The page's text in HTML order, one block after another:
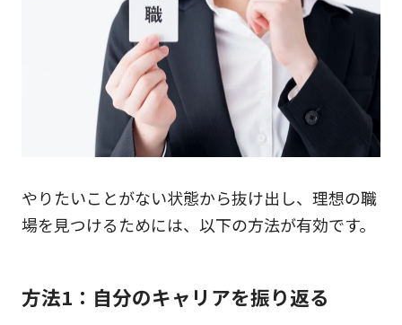
やりたいことがない状態から抜け出し、理想の職
場を見つけるためには、以下の方法が有効です。
方法1：自分のキャリアを振り返る